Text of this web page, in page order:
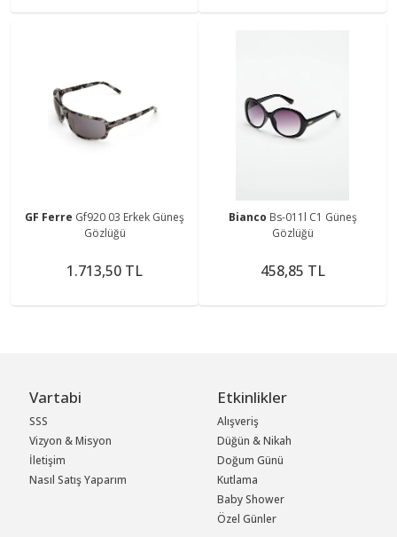
GF Ferre Gf920 03 Erkek Güneş
Gözlüğü
1.713,50 TL
Bianco Bs-011l C1 Güneş
Gözlüğü
458,85 TL
Vartabi
SSS
Vizyon & Misyon
İletişim
Nasıl Satış Yaparım
Etkinlikler
Alışveriş
Düğün & Nikah
Doğum Günü
Kutlama
Baby Shower
Özel Günler